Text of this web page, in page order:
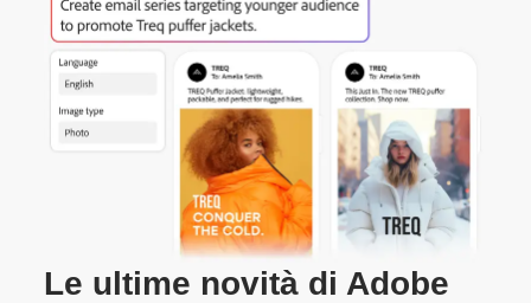
Le ultime novità di Adobe